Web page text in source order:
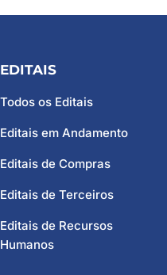
EDITAIS
Todos os Editais
Editais em Andamento
Editais de Compras
Editais de Terceiros
Editais de Recursos
Humanos